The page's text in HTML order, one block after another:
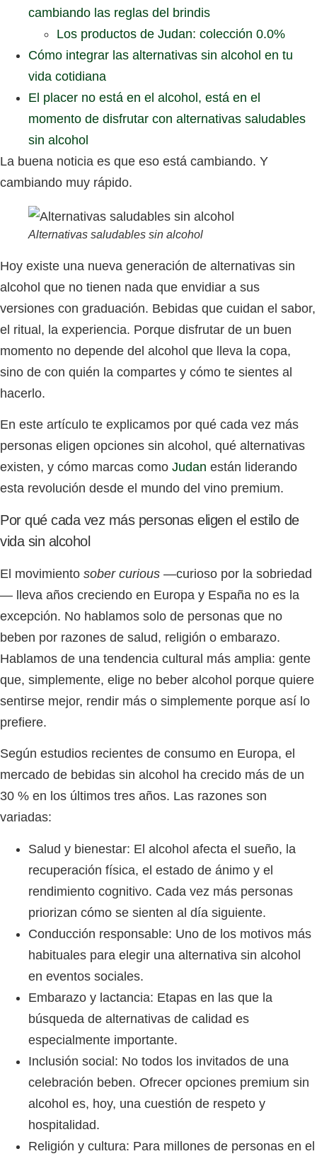
cambiando las reglas del brindis
Los productos de Judan: colección 0.0%
Cómo integrar las alternativas sin alcohol en tu
vida cotidiana
El placer no está en el alcohol, está en el
momento de disfrutar con alternativas saludables
sin alcohol
La buena noticia es que eso está cambiando. Y
cambiando muy rápido.
Alternativas saludables sin alcohol
Hoy existe una nueva generación de alternativas sin
alcohol que no tienen nada que envidiar a sus
versiones con graduación. Bebidas que cuidan el sabor,
el ritual, la experiencia. Porque disfrutar de un buen
momento no depende del alcohol que lleva la copa,
sino de con quién la compartes y cómo te sientes al
hacerlo.
En este artículo te explicamos por qué cada vez más
personas eligen opciones sin alcohol, qué alternativas
existen, y cómo marcas como Judan están liderando
esta revolución desde el mundo del vino premium.
Por qué cada vez más personas eligen el estilo de
vida sin alcohol
El movimiento sober curious —curioso por la sobriedad
— lleva años creciendo en Europa y España no es la
excepción. No hablamos solo de personas que no
beben por razones de salud, religión o embarazo.
Hablamos de una tendencia cultural más amplia: gente
que, simplemente, elige no beber alcohol porque quiere
sentirse mejor, rendir más o simplemente porque así lo
prefiere.
Según estudios recientes de consumo en Europa, el
mercado de bebidas sin alcohol ha crecido más de un
30 % en los últimos tres años. Las razones son
variadas:
Salud y bienestar: El alcohol afecta el sueño, la
recuperación física, el estado de ánimo y el
rendimiento cognitivo. Cada vez más personas
priorizan cómo se sienten al día siguiente.
Conducción responsable: Uno de los motivos más
habituales para elegir una alternativa sin alcohol
en eventos sociales.
Embarazo y lactancia: Etapas en las que la
búsqueda de alternativas de calidad es
especialmente importante.
Inclusión social: No todos los invitados de una
celebración beben. Ofrecer opciones premium sin
alcohol es, hoy, una cuestión de respeto y
hospitalidad.
Religión y cultura: Para millones de personas en el